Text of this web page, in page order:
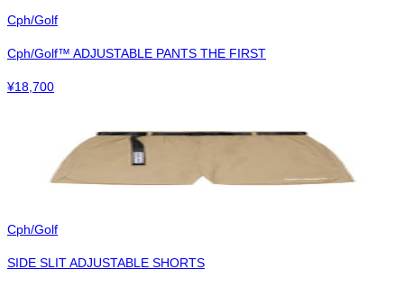
Cph/Golf
Cph/Golf™︎ ADJUSTABLE PANTS THE FIRST
¥18,700
Cph/Golf
SIDE SLIT ADJUSTABLE SHORTS